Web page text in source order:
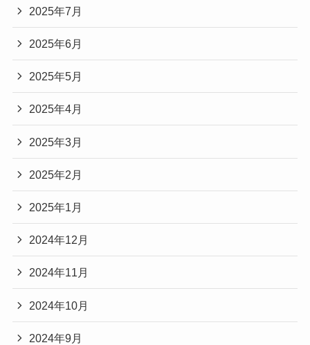
2025年7月
2025年6月
2025年5月
2025年4月
2025年3月
2025年2月
2025年1月
2024年12月
2024年11月
2024年10月
2024年9月